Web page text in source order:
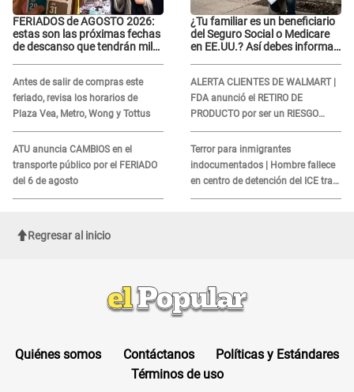
FERIADOS de AGOSTO 2026:
estas son las próximas fechas
de descanso que tendrán miles
Antes de salir de compras este
feriado, revisa los horarios de
Plaza Vea, Metro, Wong y Tottus
ATU anuncia CAMBIOS en el
transporte público por el FERIADO
del 6 de agosto
¿Tu familiar es un beneficiario
del Seguro Social o Medicare
en EE.UU.? Así debes informar
ALERTA CLIENTES DE WALMART |
FDA anunció el RETIRO DE
PRODUCTO por ser un RIESGO
MORTAL para consumidores: ¿Cuál
es?
Terror para inmigrantes
indocumentados | Hombre fallece
en centro de detención del ICE tras
sufrir una "emergencia médica"
Regresar al inicio
Quiénes somos Contáctanos
Políticas y Estándares
Términos de uso